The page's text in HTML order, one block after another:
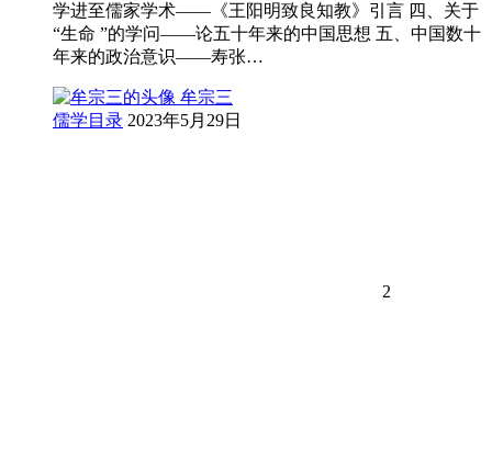
学进至儒家学术——《王阳明致良知教》引言 四、关于
“生命 ”的学问——论五十年来的中国思想 五、中国数十
年来的政治意识——寿张…
牟宗三
儒学目录 2023年5月29日
2